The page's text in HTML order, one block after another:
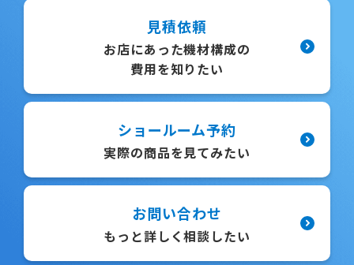
見積依頼
お店にあった機材構成の
費用を知りたい
ショールーム予約
実際の商品を見てみたい
お問い合わせ
もっと詳しく相談したい